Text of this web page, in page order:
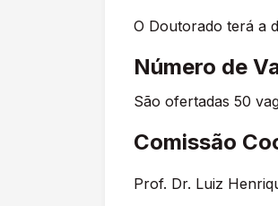
O Doutorado terá a
Número de
São ofertadas 50
Comissão
Prof. Dr. Luiz